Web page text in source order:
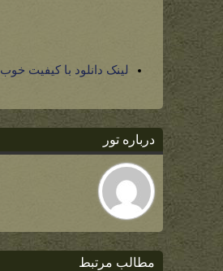
لینک دانلود با کیفیت خوب
درباره تور
مطالب مرتبط